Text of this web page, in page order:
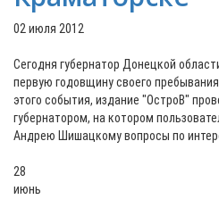
02 июля 2012
Сегодня губернатор Донецкой
первую годовщину своего
этого события, издание "ОстроВ"
губернатором, на котором
Андрею Шишацкому вопросы по
28
июнь